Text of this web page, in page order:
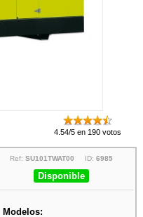
4.54/5 en 190 votos
Ref: SU101TWAT00 ID: 6985
Disponible
Modelos: